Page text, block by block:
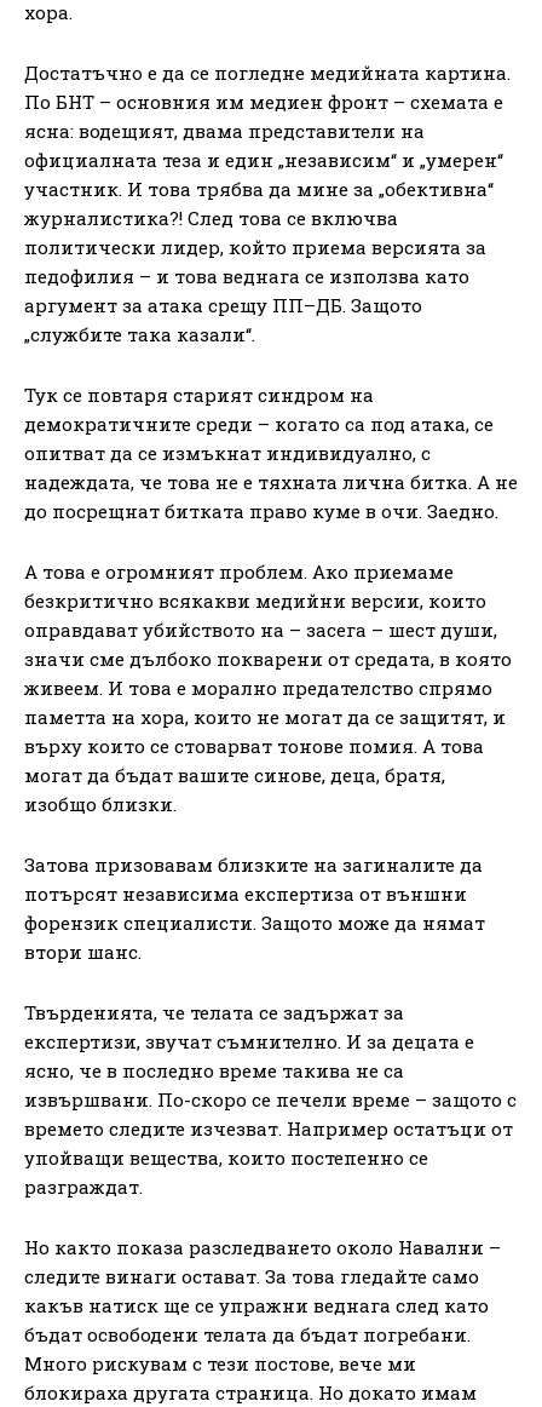
хора.
Достатъчно е да се погледне медийната картина.
По БНТ – основния им медиен фронт – схемата е
ясна: водещият, двама представители на
официалната теза и един „независим“ и „умерен“
участник. И това трябва да мине за „обективна“
журналистика?! След това се включва
политически лидер, който приема версията за
педофилия – и това веднага се използва като
аргумент за атака срещу ПП–ДБ. Защото
„службите така казали“.
Тук се повтаря старият синдром на
демократичните среди – когато са под атака, се
опитват да се измъкнат индивидуално, с
надеждата, че това не е тяхната лична битка. А не
до посрещнат битката право куме в очи. Заедно.
А това е огромният проблем. Ако приемаме
безкритично всякакви медийни версии, които
оправдават убийството на – засега – шест души,
значи сме дълбоко покварени от средата, в която
живеем. И това е морално предателство спрямо
паметта на хора, които не могат да се защитят, и
върху които се стоварват тонове помия. А това
могат да бъдат вашите синове, деца, братя,
изобщо близки.
Затова призовавам близките на загиналите да
потърсят независима експертиза от външни
форензик специалисти. Защото може да нямат
втори шанс.
Твърденията, че телата се задържат за
експертизи, звучат съмнително. И за децата е
ясно, че в последно време такива не са
извършвани. По-скоро се печели време – защото с
времето следите изчезват. Например остатъци от
упойващи вещества, които постепенно се
разграждат.
Но както показа разследването около Навални –
следите винаги остават. За това гледайте само
какъв натиск ще се упражни веднага след като
бъдат освободени телата да бъдат погребани.
Много рискувам с тези постове, вече ми
блокираха другата страница. Но докато имам